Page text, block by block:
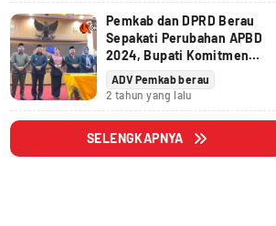
Pemkab dan DPRD Berau
Sepakati Perubahan APBD
2024, Bupati Komitmen
Tindak Lanjuti Pandangan
Fraksi
ADV Pemkab berau
2 tahun yang lalu
SELENGKAPNYA